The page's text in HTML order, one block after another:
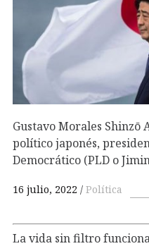
Gustavo Morales Shinzō
político japonés,
Democrático (PLD o
16 julio, 2022 Política
La vida sin filtro